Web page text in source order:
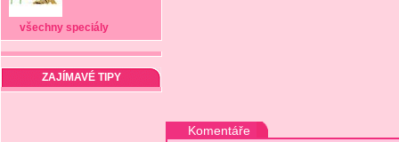
všechny speciály
ZAJÍMAVÉ TIPY
Komentáře